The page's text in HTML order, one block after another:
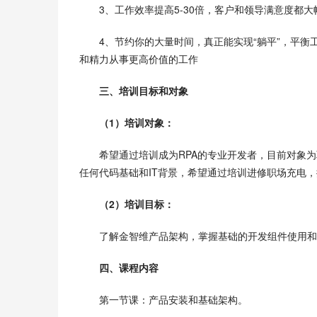
3、工作效率提高5-30倍，客户和领导满意度都大
4、节约你的大量时间，真正能实现“躺平”，平
和精力从事更高价值的工作
三、培训目标和对象
（1）培训对象：
希望通过培训成为RPA的专业开发者，目前对象
任何代码基础和IT背景，希望通过培训进修职场充电
（2）培训目标：
了解金智维产品架构，掌握基础的开发组件使用
四、课程内容
第一节课：产品安装和基础架构。